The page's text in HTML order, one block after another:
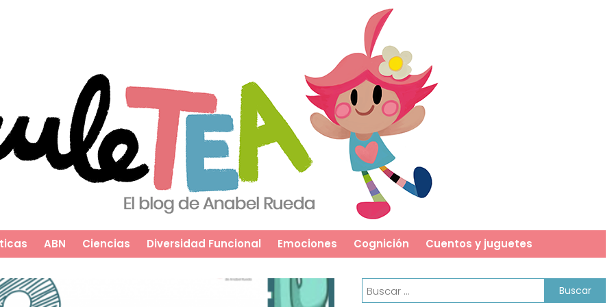
ABN Ciencias Diversidad Funcional Emociones Cognición Cuentos y juguetes
Buscar: